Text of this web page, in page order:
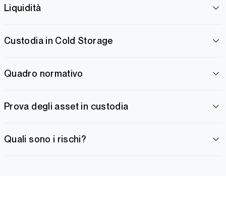
Liquidità
Custodia in Cold Storage
Quadro normativo
Prova degli asset in custodia
Quali sono i rischi?